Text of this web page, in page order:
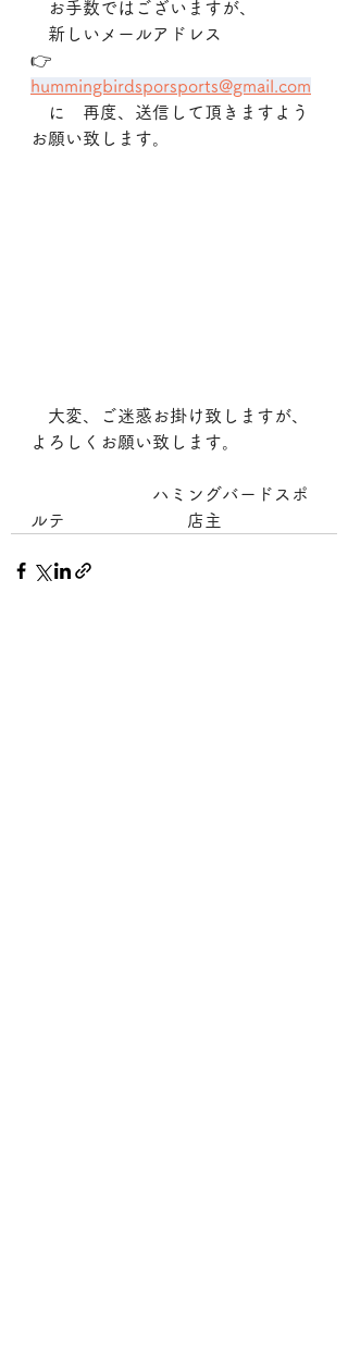
お手数ではございますが、
新しいメールアドレス
👉
hummingbirdsporsports@gmail.com
に　再度、送信して頂きますよう
お願い致します。
大変、ご迷惑お掛け致しますが、
よろしくお願い致します。
ハミングバードスポ
ルテ　　　　　　　店主